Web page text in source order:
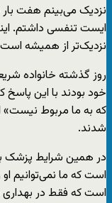
نزدیک می‌بینم هفت
ایست تنفسی داشتم.
نزدیک‌تر از همیشه
روز گذشته خانواده
خود بودند با این پاسخ
که به ما مربوط نیست»
شدند.
در همین شرایط پزشک
است که ما نمی‌توانیم
است که فقط در